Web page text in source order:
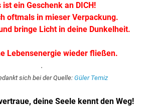
ist ein Geschenk an DICH!
oftmals in mieser Verpackung.
bringe Licht in deine Dunkelheit.
Lebensenergie wieder fließen.
.
sich bei der Quelle: Güler Temiz
deine Seele kennt den Weg!